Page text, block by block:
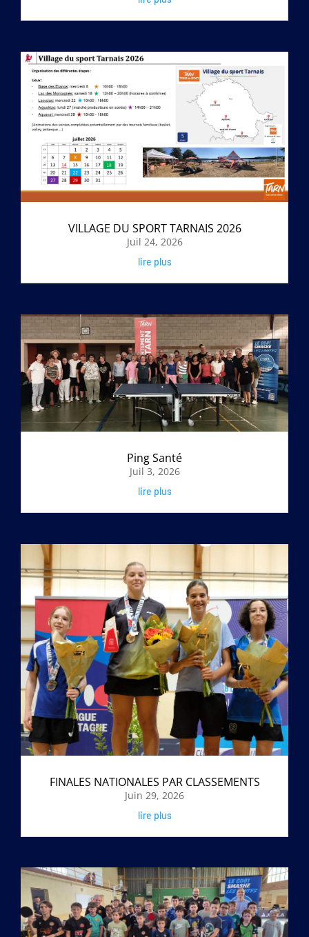
VILLAGE DU SPORT TARNAIS 2026
Juil 24, 2026
lire plus
Ping Santé
Juil 3, 2026
lire plus
FINALES NATIONALES PAR CLASSEMENTS
Juin 29, 2026
lire plus